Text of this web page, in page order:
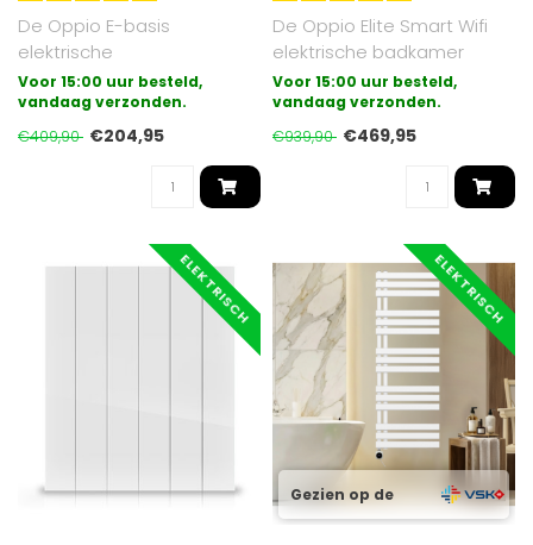
De Oppio E-basis
elektrische
badkamerradiator is de
meest eenvoudige vorm
van el..
Voor 15:00 uur besteld,
vandaag verzonden.
€409,90 €204,95
De Oppio Elite Smart Wifi
elektrische badkamer
radiator met draadloze
bediening ..
Voor 15:00 uur besteld,
vandaag verzonden.
€939,90 €469,95
ELEKTRISCH ELEKTRISCH
Gezien op de